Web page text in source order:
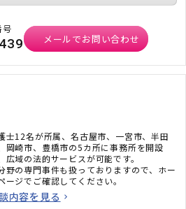
号
メールでお問い合わせ
士12名が所属、名古屋市、一宮市、半田
岡崎市、豊橋市の5カ所に事務所を開設
広域の法的サービスが可能です。
野の専門事件も扱っておりますので、ホー
ージでご確認してください。
内容を見る